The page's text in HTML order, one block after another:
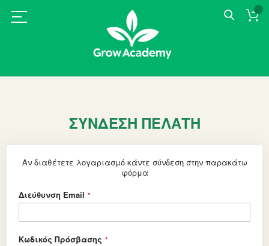
ΣΎΝΔΕΣΗ ΠΕΛΆΤΗ
Αν διαθέτετε λογαριασμό κάντε σύνδεση στην παρακάτω
φόρμα
Διεύθυνση Email
Κωδικός Πρόσβασης